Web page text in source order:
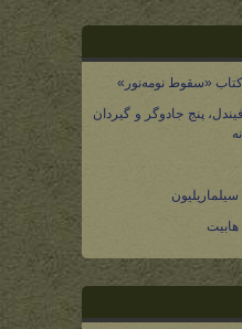
پنج جادوگر و گیردان